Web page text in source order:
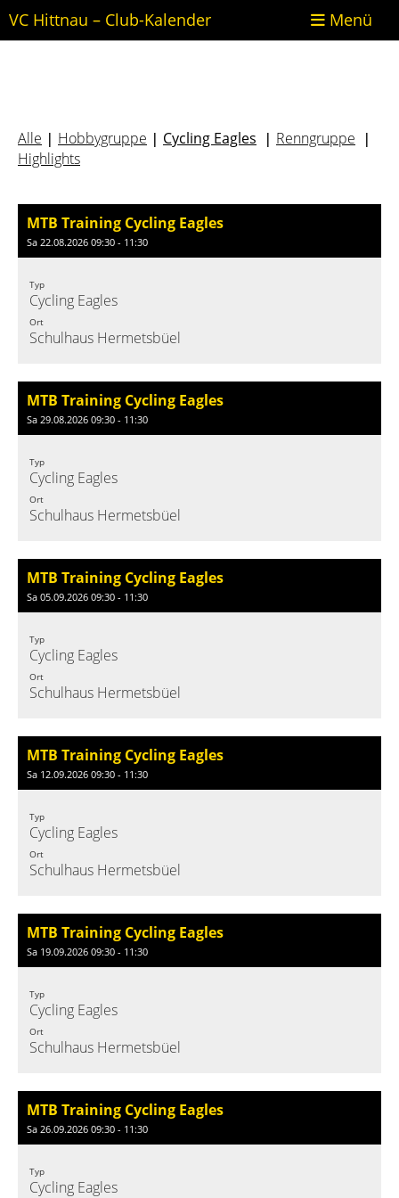
VC Hittnau – Club-Kalender Menü
Alle | Hobbygruppe | Cycling Eagles | Renngruppe |
Highlights
MTB Training Cycling Eagles
Sa 22.08.2026 09:30 - 11:30
Typ
Cycling Eagles
Ort
Schulhaus Hermetsbüel
MTB Training Cycling Eagles
Sa 29.08.2026 09:30 - 11:30
Typ
Cycling Eagles
Ort
Schulhaus Hermetsbüel
MTB Training Cycling Eagles
Sa 05.09.2026 09:30 - 11:30
Typ
Cycling Eagles
Ort
Schulhaus Hermetsbüel
MTB Training Cycling Eagles
Sa 12.09.2026 09:30 - 11:30
Typ
Cycling Eagles
Ort
Schulhaus Hermetsbüel
MTB Training Cycling Eagles
Sa 19.09.2026 09:30 - 11:30
Typ
Cycling Eagles
Ort
Schulhaus Hermetsbüel
MTB Training Cycling Eagles
Sa 26.09.2026 09:30 - 11:30
Typ
Cycling Eagles